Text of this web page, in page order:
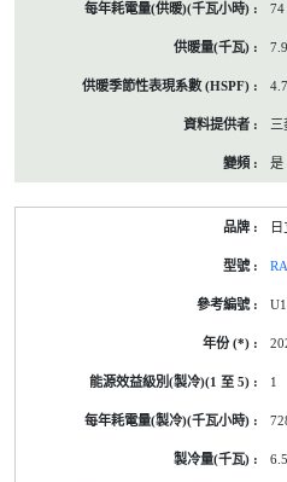
74
是
日
1